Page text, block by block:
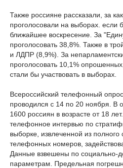
Также россияне рассказали, за
проголосовали на выборах. если
ближайшее воскресение. За
проголосовать 38,8%. Также в
и ЛДПР (8,9%). За
проголосовать 10,1%
стали бы участвовать в выборах.
Всероссийский телефонный
проводился с 14 по 20 ноября. В
1600 россиян в возрасте от 18
телефонное интервью по
выборке, извлеченной из полного
телефонных номеров,
Данные взвешены по социально-
параметрам. Предельная